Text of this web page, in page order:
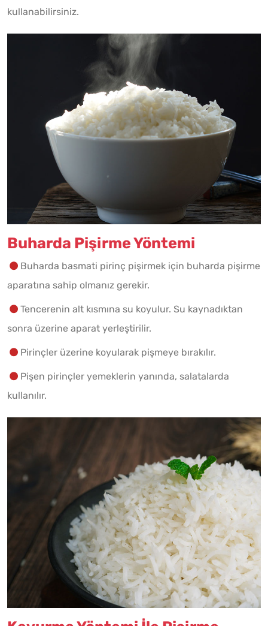
kullanabilirsiniz.
Buharda Pişirme Yöntemi
Buharda basmati pirinç pişirmek için buharda pişirme
aparatına sahip olmanız gerekir.
Tencerenin alt kısmına su koyulur. Su kaynadıktan
sonra üzerine aparat yerleştirilir.
Pirinçler üzerine koyularak pişmeye bırakılır.
Pişen pirinçler yemeklerin yanında, salatalarda
kullanılır.